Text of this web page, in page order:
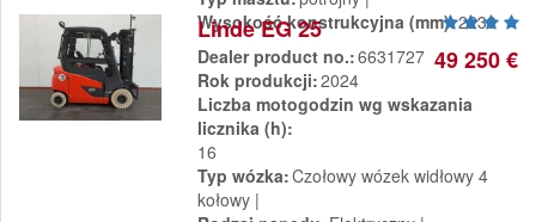
Wysokość konstrukcyjna (mm) 2230
49 250 €
Linde EG 25
Dealer product no. 6631727
Rok produkcji 2024
Liczba motogodzin wg wskazania
licznika (h)
16
Typ wózka Czołowy wózek widłowy 4
kołowy